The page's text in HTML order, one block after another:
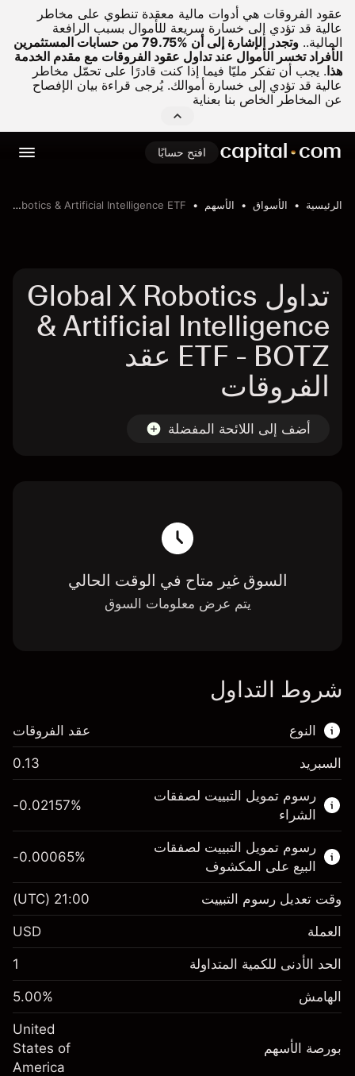
عقود الفروقات هي أدوات مالية معقدة تنطوي على مخاطر
عالية قد تؤدي إلى خسارة سريعة للأموال بسبب الرافعة
المالية..
وتجدر الإشارة إلى أن %79.75 من حسابات المستثمرين
الأفراد تخسر الأموال عند تداول عقود الفروقات مع مقدم الخدمة
هذا. يجب أن تفكر مليّا فيما إذا كنت قادرًا على تحمّل مخاطر
عالية قد تؤدي إلى خسارة أموالك. يُرجى قراءة بيان الإفصاح
عن المخاطر الخاص بنا بعناية
افتح حسابًا
الرئيسية الأسواق الأسهم Global X Robotics & Artificial Intelligence ETF
تداول Global X Robotics
& Artificial Intelligence
ETF - BOTZ عقد
الفروقات
أضف إلى اللائحة المفضلة
السوق غير متاح في الوقت الحالي
يتم عرض معلومات السوق
شروط التداول
النوع
هذا السوق المالي متاح للتداول من خلال عقود
الفروقات.
اعرف المزيد عن:
عقود الفروقات
عقد الفروقات
السبريد 0.13
رسوم تمويل التبييت لصفقات
الشراء
$1,000.00
رسوم التبييت
الرسوم من قيمة الصفقة الكاملة
%
(-$4.31)
حجم الصفقة بالرافعة المالية ~$20,000.00
الأموال من الرافعة المالية ~ دولار
-0.02157%
رسوم تمويل التبييت لصفقات
البيع على المكشوف
الهامش. استثمارك $1,000.00
رسوم التبييت
الرسوم من قيمة الصفقة الكاملة
-0.000654
%
(-$0.13)
-0.00065%
وقت تعديل رسوم التبييت 21:00
(UTC)
العملة USD
الحد الأدنى للكمية المتداولة 1
الهامش 5.00%
بورصة الأسهم
United
States of
America